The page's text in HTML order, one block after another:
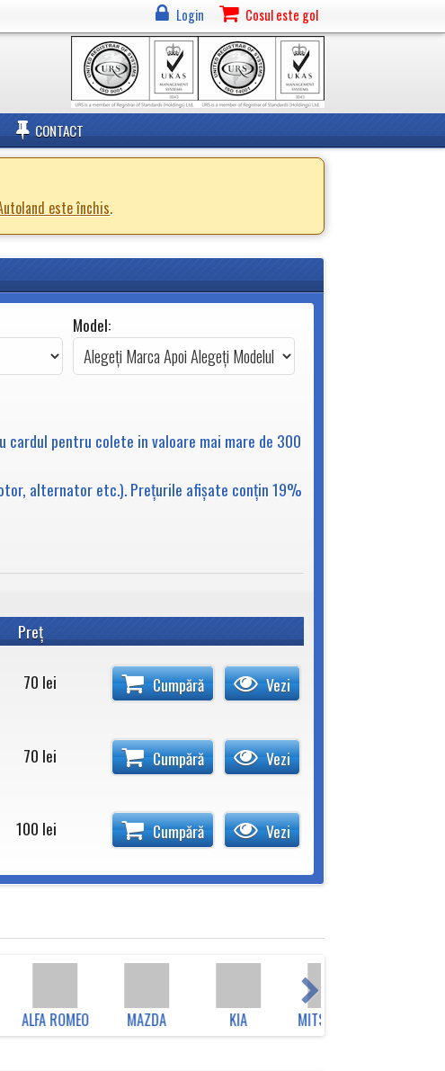
Login Cosul este gol
CONTACT
este închis.
Model:
pentru colete in valoare mai mare de 300
alternator etc.). Preţurile afişate conţin 19%
Preţ
70 lei Cumpără Vezi
70 lei Cumpără Vezi
100 lei Cumpără Vezi
ALFA ROMEO MAZDA KIA MITSUBISHI